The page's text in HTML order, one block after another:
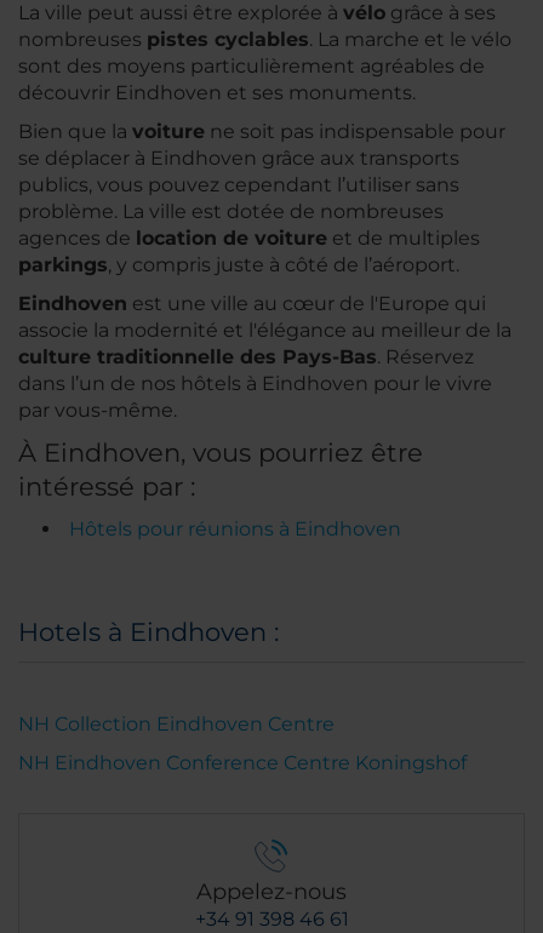
La ville peut aussi être explorée à vélo grâce à ses
nombreuses pistes cyclables. La marche et le vélo
sont des moyens particulièrement agréables de
découvrir Eindhoven et ses monuments.
Bien que la voiture ne soit pas indispensable pour
se déplacer à Eindhoven grâce aux transports
publics, vous pouvez cependant l’utiliser sans
problème. La ville est dotée de nombreuses
agences de location de voiture et de multiples
parkings, y compris juste à côté de l’aéroport.
Eindhoven est une ville au cœur de l'Europe qui
associe la modernité et l'élégance au meilleur de la
culture traditionnelle des Pays-Bas. Réservez
dans l’un de nos hôtels à Eindhoven pour le vivre
par vous-même.
À Eindhoven, vous pourriez être
intéressé par :
Hôtels pour réunions à Eindhoven
Hotels à Eindhoven :
NH Collection Eindhoven Centre
NH Eindhoven Conference Centre Koningshof
Appelez-nous
+34 91 398 46 61